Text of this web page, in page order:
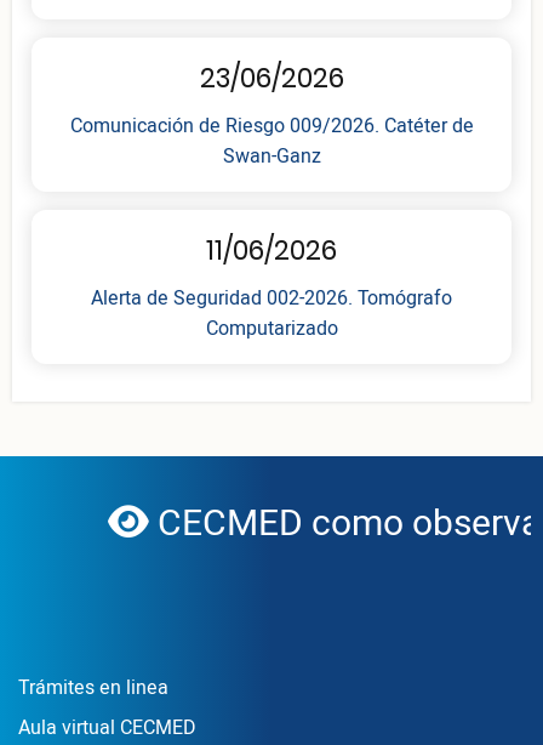
23/06/2026
Comunicación de Riesgo 009/2026. Catéter de
Swan-Ganz
11/06/2026
Alerta de Seguridad 002-2026. Tomógrafo
Computarizado
globe
CECMED como
Enlace Footer1
Trámites en linea
Aula virtual CECMED